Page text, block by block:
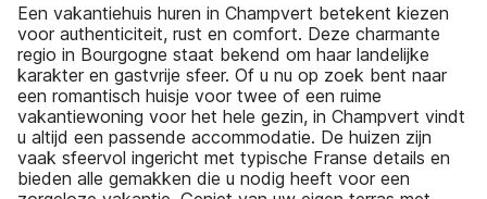
Een vakantiehuis huren in Champvert betekent kiezen
voor authenticiteit, rust en comfort. Deze charmante
regio in Bourgogne staat bekend om haar landelijke
karakter en gastvrije sfeer. Of u nu op zoek bent naar
een romantisch huisje voor twee of een ruime
vakantiewoning voor het hele gezin, in Champvert vindt
u altijd een passende accommodatie. De huizen zijn
vaak sfeervol ingericht met typische Franse details en
bieden alle gemakken die u nodig heeft voor een